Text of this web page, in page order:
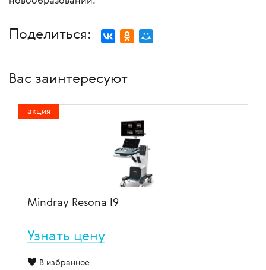
Поделиться:
Вас заинтересуют
акция
Mindray Resona I9
Узнать цену
В избранное